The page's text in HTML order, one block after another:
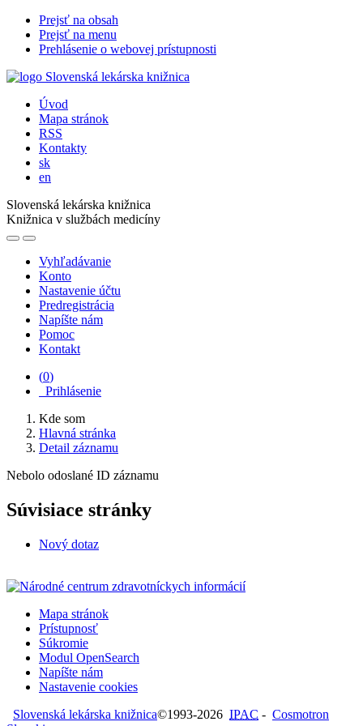
Prejsť na obsah
Prejsť na menu
Prehlásenie o webovej prístupnosti
Úvod
Mapa stránok
RSS
Kontakty
sk
en
Slovenská lekárska knižnica
Knižnica v službách medicíny
Vyhľadávanie
Konto
Nastavenie účtu
Predregistrácia
Napíšte nám
Pomoc
Kontakt
(0)
Prihlásenie
Kde som
Hlavná stránka
Detail záznamu
Nebolo odoslané ID záznamu
Súvisiace stránky
Nový dotaz
Mapa stránok
Prístupnosť
Súkromie
Modul OpenSearch
Napíšte nám
Nastavenie cookies
Slovenská lekárska knižnica©1993-2026 IPAC - Cosmotron